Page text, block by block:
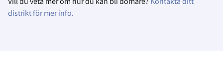
distrikt för mer info.